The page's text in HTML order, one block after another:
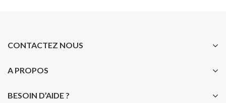
CONTACTEZ NOUS
A PROPOS
BESOIN D’AIDE ?